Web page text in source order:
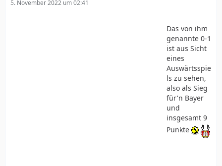
5. November 2022 um 02:41
Das von ihm
genannte 0-1
ist aus Sicht
eines
Auswärtsspie
ls zu sehen,
also als Sieg
für'n Bayer
und
insgesamt 9
Punkte